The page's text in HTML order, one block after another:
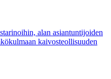
alan asiantuntijoiden
kaivosteollisuuden